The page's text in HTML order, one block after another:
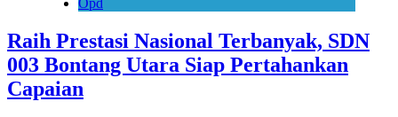
Raih Prestasi Nasional Terbanyak, SDN
003 Bontang Utara Siap Pertahankan
Capaian